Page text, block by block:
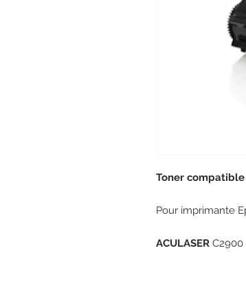
Toner
Pour imprimante
ACULASER